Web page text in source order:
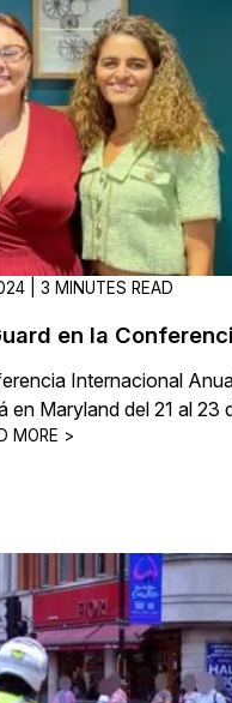
| 3 MINUTES READ
en la
Internacional
en Maryland del 21 al 23
MORE >